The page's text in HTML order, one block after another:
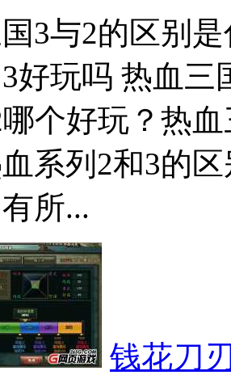
3与2的区别
好玩吗 热血
哪个好玩？热
系列2和3的
所...
钱花刀